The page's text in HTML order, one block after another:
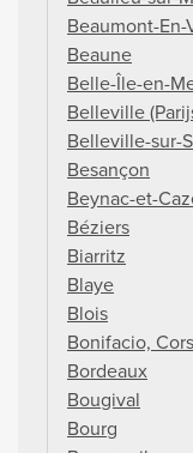
Beaumont-En-
Beaune
Belle-Île-en-
Belleville
Belleville-sur-
Besançon
Beynac-et-
Béziers
Biarritz
Blaye
Blois
Bonifacio,
Bordeaux
Bougival
Bourg